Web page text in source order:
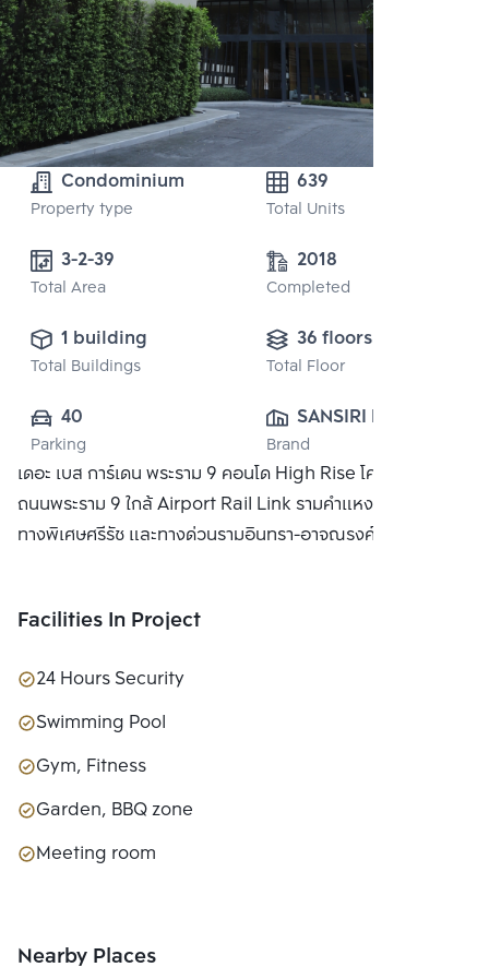
Condominium
Property type
639
Total Units
Total Area
2018
Completed
1 building
Total Buildings
36 floors
Total Floor
40
Parking
SANSIRI PUBLIC
CO., LTD.
Brand
เดอะ เบส การ์เดน พระราม 9 คอนโด High Rise โครงการติด
ถนนพระราม 9 ใกล้ Airport Rail Link รามคำแหง ใกล้จุดขึ้นลง
ทางพิเศษศรีรัช และทางด่วนรามอินทรา-อาจณรงค์
Facilities In Project
24 Hours Security
Swimming Pool
Gym, Fitness
Garden, BBQ zone
Meeting room
Nearby Places